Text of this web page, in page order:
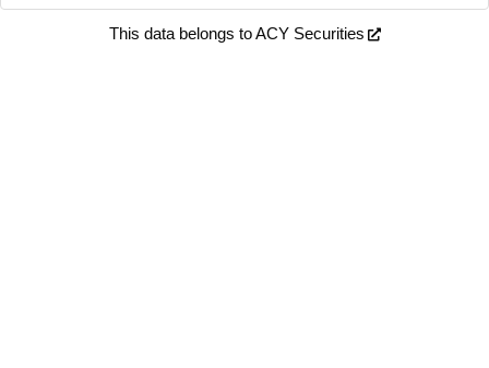
This data belongs to ACY Securities